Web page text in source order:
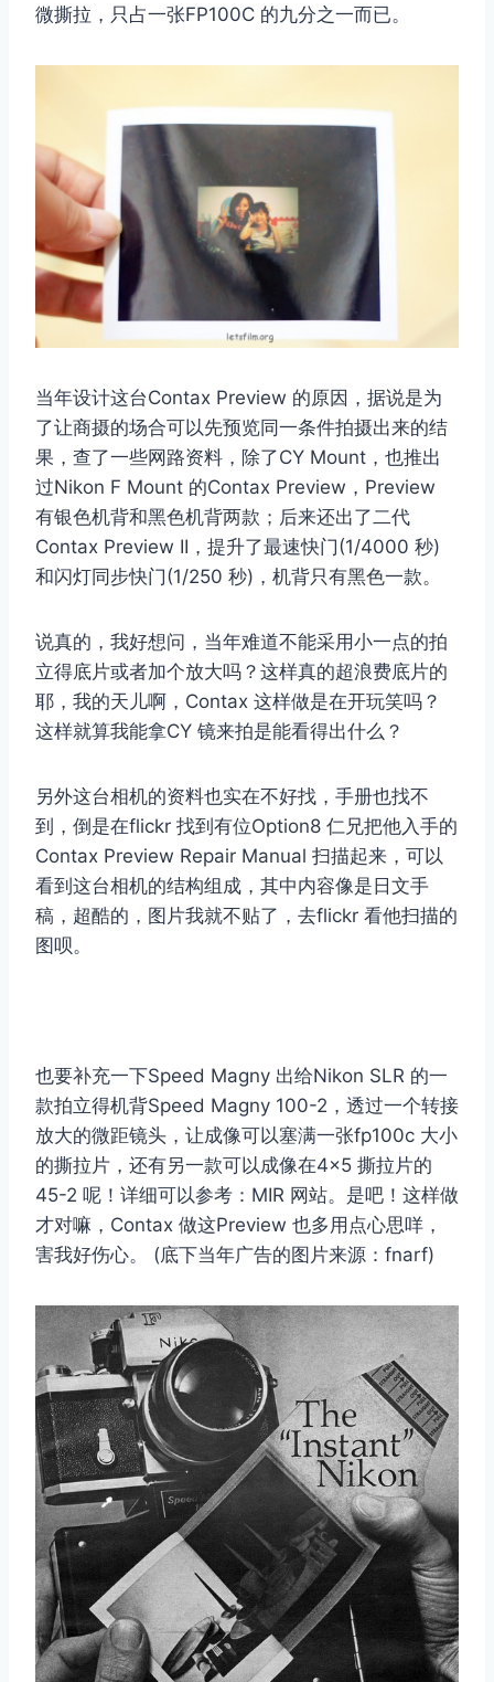
微撕拉，只占一张FP100C 的九分之一而已。
当年设计这台Contax Preview 的原因，据说是为
了让商摄的场合可以先预览同一条件拍摄出来的结
果，查了一些网路资料，除了CY Mount，也推出
过Nikon F Mount 的Contax Preview，Preview
有银色机背和黑色机背两款；后来还出了二代
Contax Preview II，提升了最速快门(1/4000 秒)
和闪灯同步快门(1/250 秒)，机背只有黑色一款。
说真的，我好想问，当年难道不能采用小一点的拍
立得底片或者加个放大吗？这样真的超浪费底片的
耶，我的天儿啊，Contax 这样做是在开玩笑吗？
这样就算我能拿CY 镜来拍是能看得出什么？
另外这台相机的资料也实在不好找，手册也找不
到，倒是在flickr 找到有位Option8 仁兄把他入手的
Contax Preview Repair Manual 扫描起来，可以
看到这台相机的结构组成，其中内容像是日文手
稿，超酷的，图片我就不贴了，去flickr 看他扫描的
图呗。
也要补充一下Speed​​ Magny 出给Nikon SLR 的一
款拍立得机背Speed​​ Magny 100-2，透过一个转接
放大的微距镜头，让成像可以塞满一张fp100c 大小
的撕拉片，还有另一款可以成像在4×5 撕拉片的
45-2 呢！详细可以参考：MIR 网站。是吧！这样做
才对嘛，Contax 做这Preview 也多用点心思咩，
害我好伤心。 (底下当年广告的图片来源：fnarf)